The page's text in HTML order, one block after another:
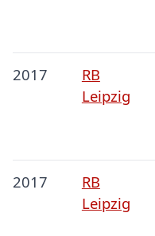
2017
RB
Leipzig
2017
RB
Leipzig